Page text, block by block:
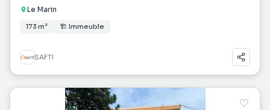
Le Marin
173 m² 🏗 Immeuble
SAFTI
♡